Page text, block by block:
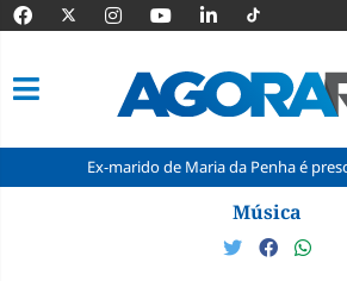
Ex-marido de Maria da Penha é preso em
Música